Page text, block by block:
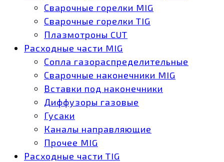
Сварочные горелки MIG
Сварочные горелки TIG
Плазмотроны CUT
Расходные части MIG
Сопла газораспределительные
Сварочные наконечники MIG
Вставки под наконечники
Диффузоры газовые
Гусаки
Каналы направляющие
Прочее MIG
Расходные части TIG